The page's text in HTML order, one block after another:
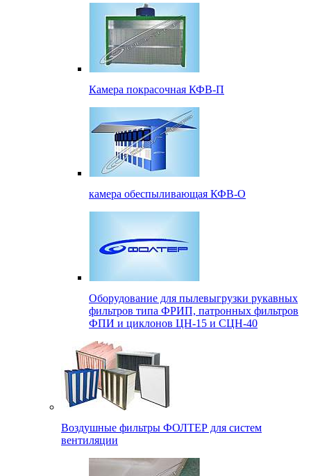
Камера покрасочная КФВ-П
камера обеспыливающая КФВ-О
Оборудование для пылевыгрузки рукавных
фильтров типа ФРИП, патронных фильтров
ФПИ и циклонов ЦН-15 и СЦН-40
Воздушные фильтры ФОЛТЕР для систем
вентиляции